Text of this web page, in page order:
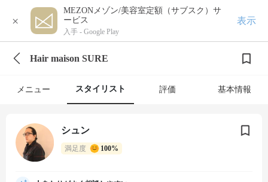
×
MEZONメゾン/美容室定額（サブスク）サ
ービス
入手 - Google Play
表示
Hair maison SURE
メニュー スタイリスト 評価 基本情報
シュン
満足度 100%